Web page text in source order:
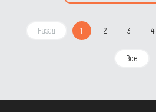
Назад 1 2 3 4
Все